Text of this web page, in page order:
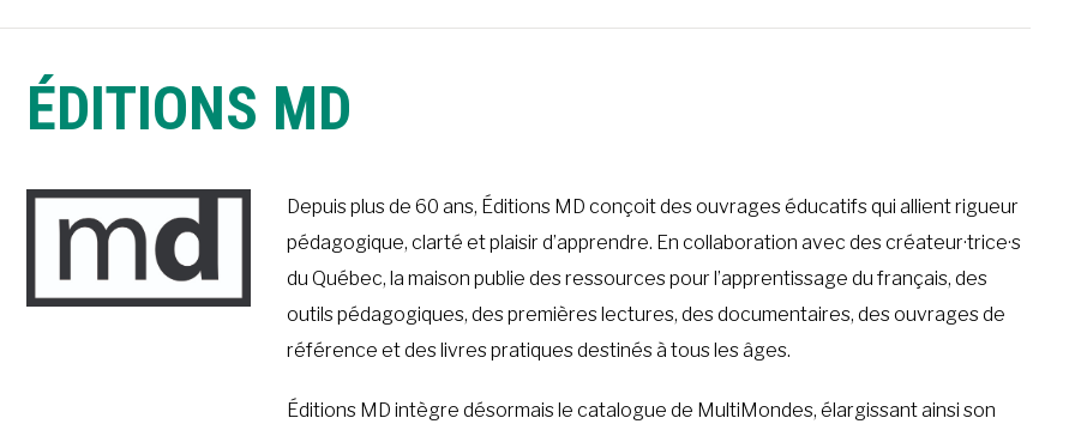
À LA POINTE DE LA PROFESSION
ÉDITIONS MD
Depuis plus de 60 ans, Éditions MD conçoit des ouvrages éducatifs qui allient rigueur
pédagogique, clarté et plaisir d’apprendre. En collaboration avec des créateur·trice·s
du Québec, la maison publie des ressources pour l’apprentissage du français, des
outils pédagogiques, des premières lectures, des documentaires, des ouvrages de
référence et des livres pratiques destinés à tous les âges.
Éditions MD intègre désormais le catalogue de MultiMondes, élargissant ainsi son